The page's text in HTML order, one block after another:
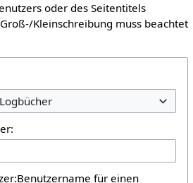
oder des Seitentitels
Kleinschreibung muss beachtet
für einen